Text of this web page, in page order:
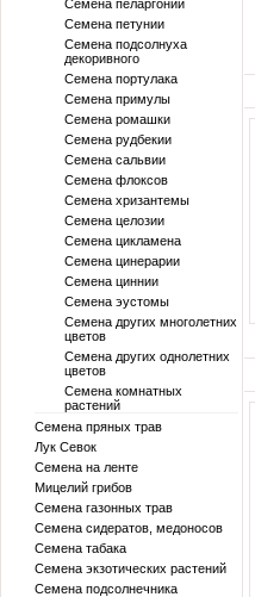
Семена пеларгонии
Семена петунии
Семена подсолнуха
декоривного
Семена портулака
Семена примулы
Семена ромашки
Семена рудбекии
Семена сальвии
Семена флоксов
Семена хризантемы
Семена целозии
Семена цикламена
Семена цинерарии
Семена циннии
Семена эустомы
Семена других многолетних
цветов
Семена других однолетних
цветов
Семена комнатных
растений
Семена пряных трав
Лук Севок
Семена на ленте
Мицелий грибов
Семена газонных трав
Семена сидератов, медоносов
Семена табака
Семена экзотических растений
Семена подсолнечника